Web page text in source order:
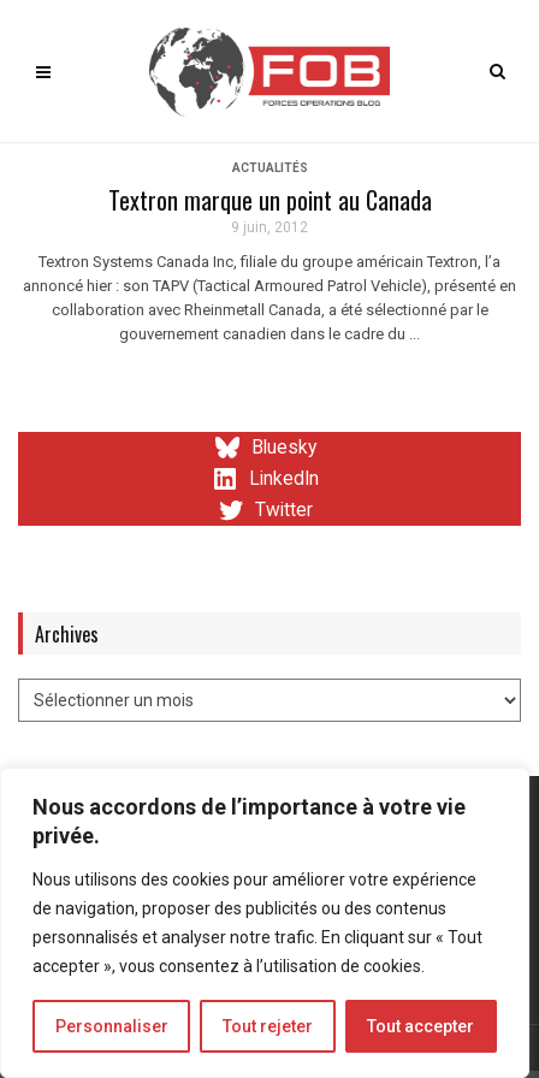
Nous accordons de l’importance à votre vie
privée.
Nous utilisons des cookies pour améliorer votre expérience
de navigation, proposer des publicités ou des contenus
personnalisés et analyser notre trafic. En cliquant sur « Tout
accepter », vous consentez à l’utilisation de cookies.
Personnaliser Tout rejeter Tout accepter
ACTUALITÉS
Textron marque un point au Canada
9 juin, 2012
Textron Systems Canada Inc, filiale du groupe américain Textron, l’a
annoncé hier : son TAPV (Tactical Armoured Patrol Vehicle), présenté en
collaboration avec Rheinmetall Canada, a été sélectionné par le
gouvernement canadien dans le cadre du ...
Bluesky
LinkedIn
Twitter
Archives
Mentions légales-Politique de confidentialité
Bluesky
LinkedIn
Twitter
© Forces Operations Blog - 2022